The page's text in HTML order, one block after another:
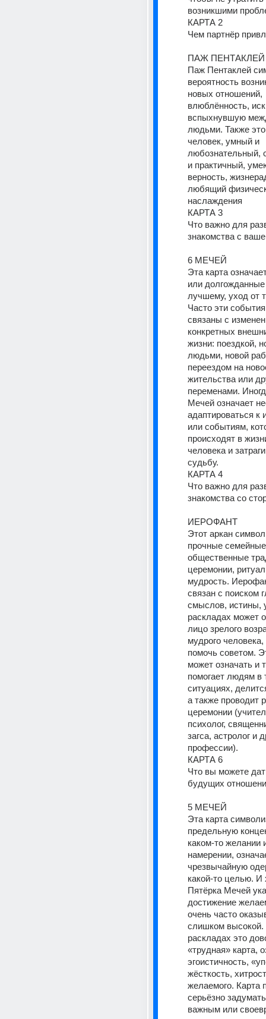
возникшими
КАРТА 2
Чем партнёр
ПАЖ ПЕНТАКЛЕЙ
Паж Пентаклей
вероятность
новых отношений,
влюблённость,
вспыхнувшую
людьми. Также
человек, умный и
любознательный,
и практичный,
верность,
любящий
наслаждения
КАРТА 3
Что важно для
знакомства с
6 МЕЧЕЙ
Эта карта
или
лучшему, уход от
Часто эти
связаны с
конкретных
жизни: поездкой,
людьми, новой
переездом на
жительства или
переменами.
Мечей означает
адаптироваться к
или событиям,
происходят в
человека и
судьбу.
КАРТА 4
Что важно для
знакомства со
ИЕРОФАНТ
Этот аркан
прочные
общественные
церемонии,
мудрость.
связан с поиском
смыслов, истины,
раскладах может
лицо зрелого
мудрого человека,
помочь советом.
может означать и
помогает людям в
ситуациях,
а также проводит
церемонии
психолог,
загса, астролог и
профессии).
КАРТА 6
Что вы можете
будущих
5 МЕЧЕЙ
Эта карта
предельную
каком-то желании
намерении,
чрезвычайную
какой-то целью. И
Пятёрка Мечей
достижение
очень часто
слишком
раскладах это
«трудная» карта,
эгоистичность,
жёсткость,
желаемого. Карта
серьёзно
важным или